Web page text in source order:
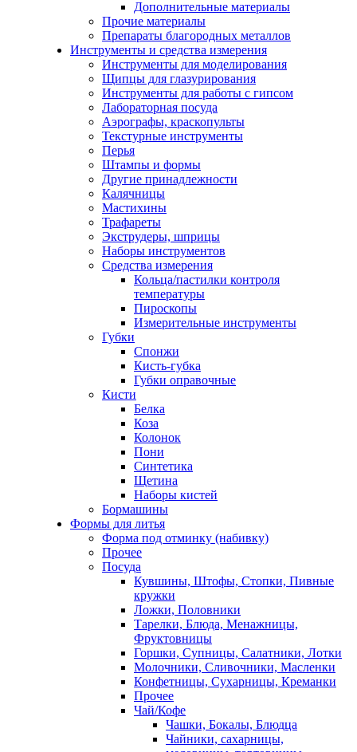
Дополнительные материалы
Прочие материалы
Препараты благородных металлов
Инструменты и средства измерения
Инструменты для моделирования
Щипцы для глазурирования
Инструменты для работы с гипсом
Лабораторная посуда
Аэрографы, краскопульты
Текстурные инструменты
Перья
Штампы и формы
Другие принадлежности
Калячницы
Мастихины
Трафареты
Экструдеры, шприцы
Наборы инструментов
Средства измерения
Кольца/пастилки контроля
температуры
Пироскопы
Измерительные инструменты
Губки
Спонжи
Кисть-губка
Губки оправочные
Кисти
Белка
Коза
Колонок
Пони
Синтетика
Щетина
Наборы кистей
Бормашины
Формы для литья
Форма под отминку (набивку)
Прочее
Посуда
Кувшины, Штофы, Стопки, Пивные
кружки
Ложки, Половники
Тарелки, Блюда, Менажницы,
Фруктовницы
Горшки, Супницы, Салатники, Лотки
Молочники, Сливочники, Масленки
Конфетницы, Сухарницы, Креманки
Прочее
Чай/Кофе
Чашки, Бокалы, Блюдца
Чайники, сахарницы,